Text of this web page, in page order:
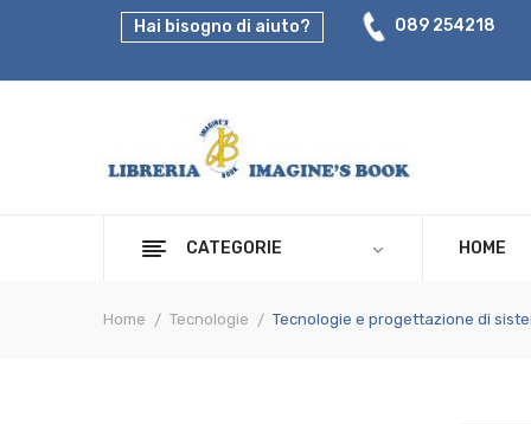
Hai bisogno di aiuto? 089 254218
CATEGORIE HOME
Home Tecnologie Tecnologie e progettazione di